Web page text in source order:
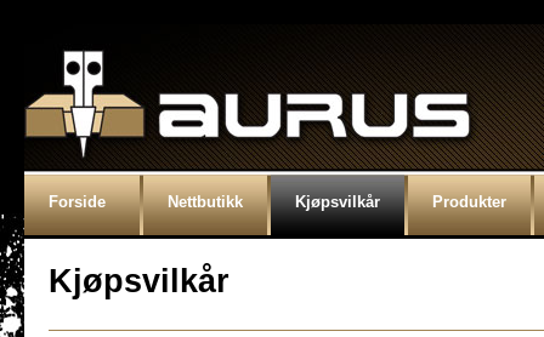
Forside Nettbutikk Kjøpsvilkår Produkter
Kjøpsvilkår